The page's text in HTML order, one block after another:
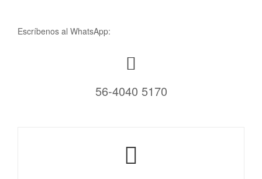
Escríbenos al WhatsApp:
56-4040 5170